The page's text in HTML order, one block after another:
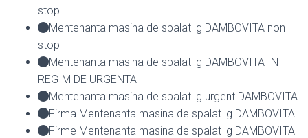
stop
Mentenanta masina de spalat lg DAMBOVITA non
stop
Mentenanta masina de spalat lg DAMBOVITA IN
REGIM DE URGENTA
Mentenanta masina de spalat lg urgent DAMBOVITA
Firma Mentenanta masina de spalat lg DAMBOVITA
Firme Mentenanta masina de spalat lg DAMBOVITA